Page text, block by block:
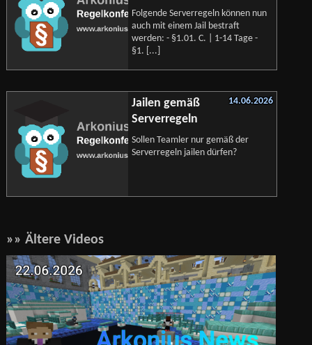
Folgende Serverregeln können nun
auch mit einem Jail bestraft
werden: - §1.01. C. | 1-14 Tage -
§1. [...]
Jailen gemäß
Serverregeln
14.06.2026
Sollen Teamler nur gemäß der
Serverregeln jailen dürfen?
»» Ältere Videos